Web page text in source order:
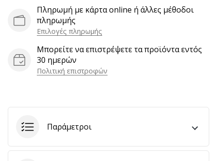
χάντμπολ
όπως
εμείς;
πρεσβευτής/
πρέσβειρα
Εμφάνιση
όλων
Πληρωμή με κάρτα online ή άλλες μέθοδοι
πληρωμής
Επιλογές πληρωμής
Μπορείτε να επιστρέψετε τα προϊόντα εντός
30 ημερών
Πολιτική επιστροφών
Παράμετροι